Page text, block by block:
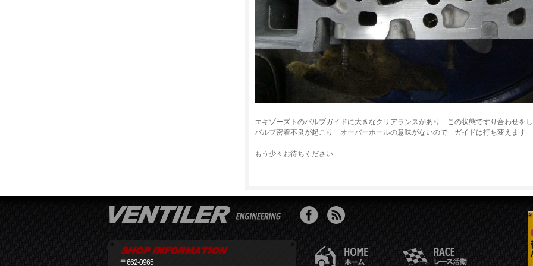
エキゾーズトのバルブガイドに大きなクリアランスがあり この状態ですり合わせを
バルブ密着不良が起こり オーバーホールの意味がないので ガイドは打ち変えます
もう少々お待ちください
〒662-0965